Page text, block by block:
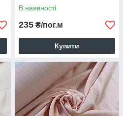
В наявності
235 ₴/пог.м
Купити